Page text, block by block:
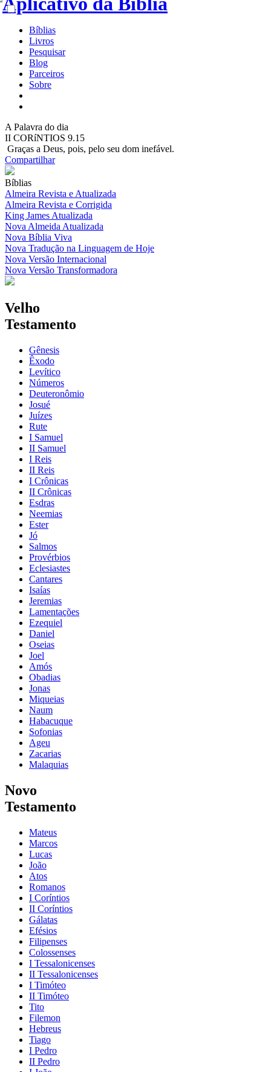
Bíblias
Livros
Pesquisar
Blog
Parceiros
Sobre
A Palavra do dia
II CORíNTIOS 9.15
Graças a Deus, pois, pelo seu dom inefável.
Compartilhar
Bíblias
Almeira Revista e Atualizada
Almeira Revista e Corrigida
King James Atualizada
Nova Almeida Atualizada
Nova Bíblia Viva
Nova Tradução na Linguagem de Hoje
Nova Versão Internacional
Nova Versão Transformadora
Velho
Testamento
Gênesis
Êxodo
Levítico
Números
Deuteronômio
Josué
Juízes
Rute
I Samuel
II Samuel
I Reis
II Reis
I Crônicas
II Crônicas
Esdras
Neemias
Ester
Jó
Salmos
Provérbios
Eclesiastes
Cantares
Isaías
Jeremias
Lamentações
Ezequiel
Daniel
Oseias
Joel
Amós
Obadias
Jonas
Miqueias
Naum
Habacuque
Sofonias
Ageu
Zacarias
Malaquias
Novo
Testamento
Mateus
Marcos
Lucas
João
Atos
Romanos
I Coríntios
II Coríntios
Gálatas
Efésios
Filipenses
Colossenses
I Tessalonicenses
II Tessalonicenses
I Timóteo
II Timóteo
Tito
Filemon
Hebreus
Tiago
I Pedro
II Pedro